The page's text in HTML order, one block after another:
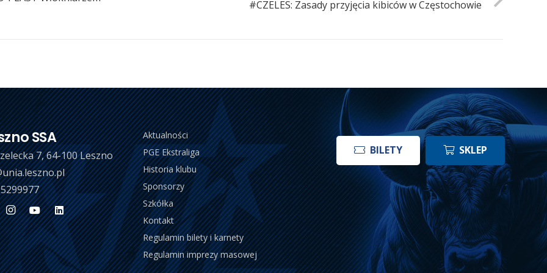
#CZELES: Zasady przyjęcia kibiców w Częstochowie
SSA
7, 64-100 Leszno
Aktualności
PGE Ekstraliga
Historia klubu
Sponsorzy
Szkółka
Kontakt
Regulamin bilety i karnety
Regulamin imprezy masowej
BILETY SKLEP